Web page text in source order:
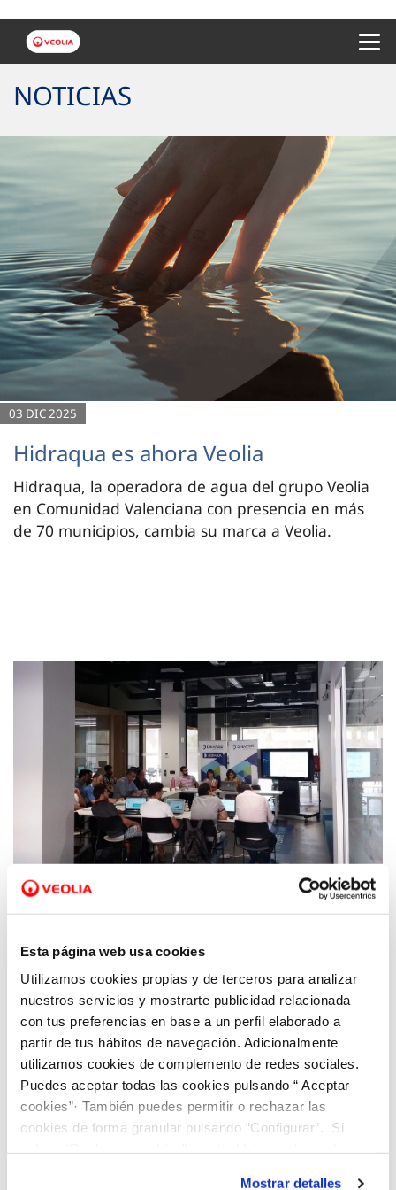
Esta página web usa cookies
Utilizamos cookies propias y de terceros para analizar
nuestros servicios y mostrarte publicidad relacionada
con tus preferencias en base a un perfil elaborado a
partir de tus hábitos de navegación. Adicionalmente
utilizamos cookies de complemento de redes sociales.
Puedes aceptar todas las cookies pulsando “ Aceptar
cookies”· También puedes permitir o rechazar las
cookies de forma granular pulsando “Configurar”. Si
Mostrar detalles
NOTICIAS
03 DIC 2025
Hidraqua es ahora Veolia
Hidraqua, la operadora de agua del grupo Veolia
en Comunidad Valenciana con presencia en más
de 70 municipios, cambia su marca a Veolia.
22 JUN 2021
España que compiten por ser la mejor idea
para combatir el cambio climático